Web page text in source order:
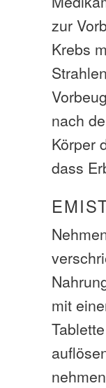
zur
Krebs
nach
Körper
dass
mit